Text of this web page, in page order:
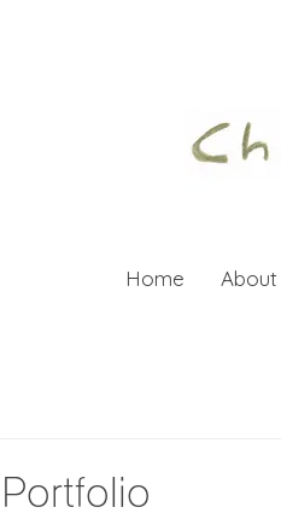
Home About
Portfolio